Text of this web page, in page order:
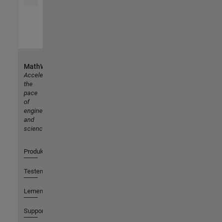
MathWorks
Accelerating
the
pace
of
engineering
and
science
Produkte
Testen oder Kaufen
Lernen
Support